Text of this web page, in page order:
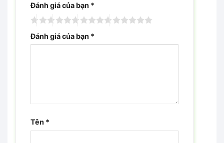
Đánh giá của bạn *
Đánh giá của bạn *
Tên *